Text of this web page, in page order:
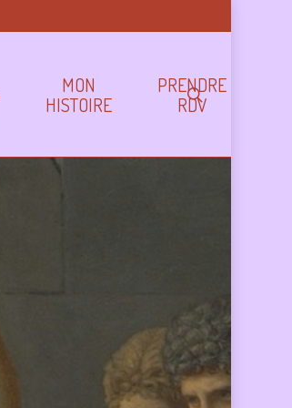
MON
HISTOIRE
PRENDRE
RDVsearch